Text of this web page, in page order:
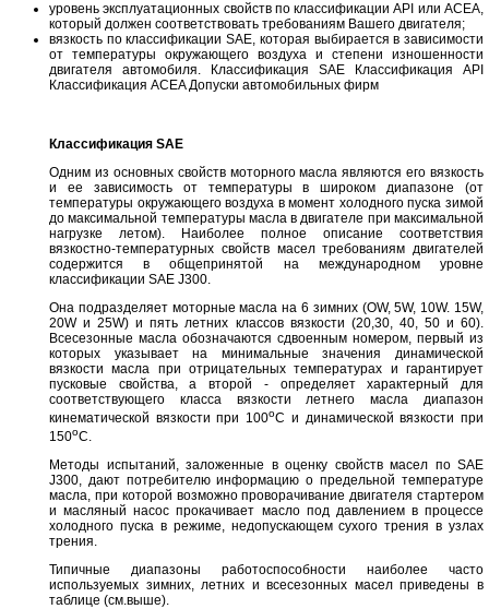
уровень эксплуатационных свойств по классификации API или ACEA,
который должен соответствовать требованиям Вашего двигателя;
вязкость по классификации SAE, которая выбирается в зависимости
от температуры окружающего воздуха и степени изношенности
двигателя автомобиля. Классификация SAE Классификация API
Классификация ACEA Допуски автомобильных фирм
Классификация SAE
Одним из основных свойств моторного масла являются его вязкость
и ее зависимость от температуры в широком диапазоне (от
температуры окружающего воздуха в момент холодного пуска зимой
до максимальной температуры масла в двигателе при максимальной
нагрузке летом). Наиболее полное описание соответствия
вязкостно-температурных свойств масел требованиям двигателей
содержится в общепринятой на международном уровне
классификации SAE J300.
Она подразделяет моторные масла на 6 зимних (OW, 5W, 10W. 15W,
20W и 25W) и пять летних классов вязкости (20,30, 40, 50 и 60).
Всесезонные масла обозначаются сдвоенным номером, первый из
которых указывает на минимальные значения динамической
вязкости масла при отрицательных температурах и гарантирует
пусковые свойства, а второй - определяет характерный для
соответствующего класса вязкости летнего масла диапазон
кинематической вязкости при 100oC и динамической вязкости при
150oC.
Методы испытаний, заложенные в оценку свойств масел по SAE
J300, дают потребителю информацию о предельной температуре
масла, при которой возможно проворачивание двигателя стартером
и масляный насос прокачивает масло под давлением в процессе
холодного пуска в режиме, недопускающем сухого трения в узлах
трения.
Типичные диапазоны работоспособности наиболее часто
используемых зимних, летних и всесезонных масел приведены в
таблице (см.выше).